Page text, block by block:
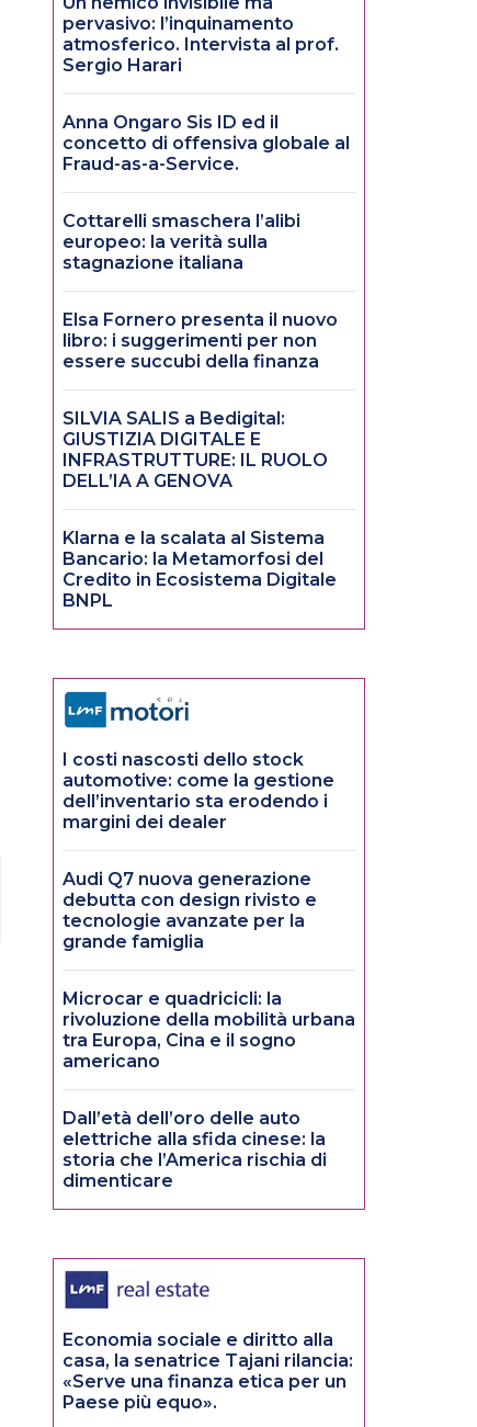
pervasivo: l’inquinamento
atmosferico. Intervista al prof.
Sergio Harari
Anna Ongaro Sis ID ed il
concetto di offensiva globale al
Fraud-as-a-Service.
Cottarelli smaschera l’alibi
europeo: la verità sulla
stagnazione italiana
Elsa Fornero presenta il nuovo
libro: i suggerimenti per non
essere succubi della finanza
SILVIA SALIS a Bedigital:
GIUSTIZIA DIGITALE E
INFRASTRUTTURE: IL RUOLO
DELL’IA A GENOVA
Klarna e la scalata al Sistema
Bancario: la Metamorfosi del
Credito in Ecosistema Digitale
BNPL
I costi nascosti dello stock
automotive: come la gestione
dell’inventario sta erodendo i
margini dei dealer
Audi Q7 nuova generazione
debutta con design rivisto e
tecnologie avanzate per la
grande famiglia
Microcar e quadricicli: la
rivoluzione della mobilità urbana
tra Europa, Cina e il sogno
americano
Dall’età dell’oro delle auto
elettriche alla sfida cinese: la
storia che l’America rischia di
dimenticare
Economia sociale e diritto alla
casa, la senatrice Tajani rilancia:
«Serve una finanza etica per un
Paese più equo».